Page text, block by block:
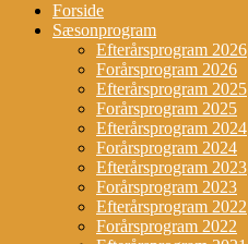
Forside
Sæsonprogram
Efterårsprogram 2026
Forårsprogram 2026
Efterårsprogram 2025
Forårsprogram 2025
Efterårsprogram 2024
Forårsprogram 2024
Efterårsprogram 2023
Forårsprogram 2023
Efterårsprogram 2022
Forårsprogram 2022